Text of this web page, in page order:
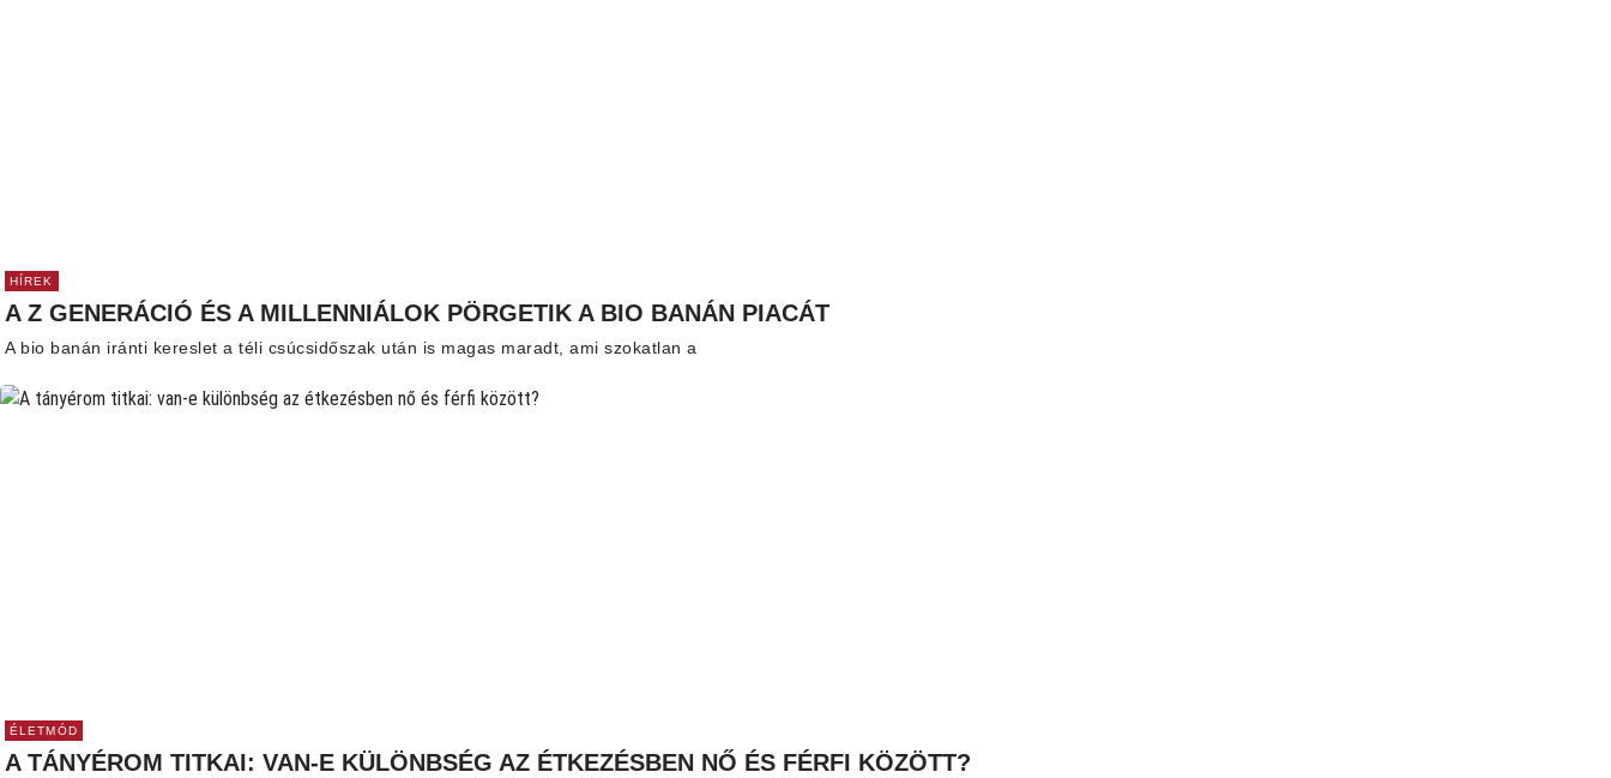
HÍREK
A Z GENERÁCIÓ ÉS A MILLENNIÁLOK PÖRGETIK A BIO BANÁN PIACÁT
A bio banán iránti kereslet a téli csúcsidőszak után is magas maradt, ami szokatlan a
ÉLETMÓD
A TÁNYÉROM TITKAI: VAN-E KÜLÖNBSÉG AZ ÉTKEZÉSBEN NŐ ÉS FÉRFI KÖZÖTT?